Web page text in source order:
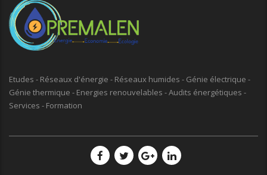
Etudes - Réseaux d'énergie - Réseaux humides - Génie électrique -
Génie thermique - Energies renouvelables - Audits énergétiques -
Services - Formation